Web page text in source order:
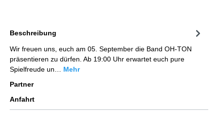
Beschreibung
Wir freuen uns, euch am 05. September die Band OH-TON
präsentieren zu dürfen. Ab 19:00 Uhr erwartet euch pure
Spielfreude un… Mehr
Partner
Anfahrt